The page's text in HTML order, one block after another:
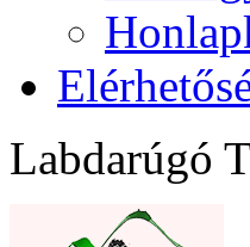
Labdarúgó